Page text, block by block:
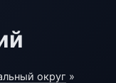
округ »